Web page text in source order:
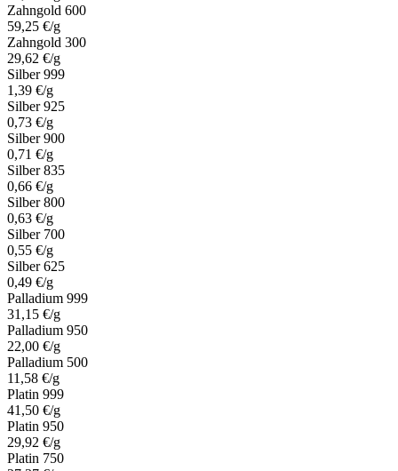
Zahngold 600
59,25 €/g
Zahngold 300
29,62 €/g
Silber 999
1,39 €/g
Silber 925
0,73 €/g
Silber 900
0,71 €/g
Silber 835
0,66 €/g
Silber 800
0,63 €/g
Silber 700
0,55 €/g
Silber 625
0,49 €/g
Palladium 999
31,15 €/g
Palladium 950
22,00 €/g
Palladium 500
11,58 €/g
Platin 999
41,50 €/g
Platin 950
29,92 €/g
Platin 750